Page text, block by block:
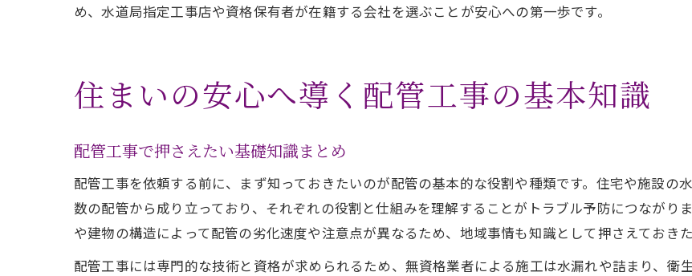
め、水道局指定工事店や資格保有者が在籍する会社を選ぶことが安心への第一歩です。
住まいの安心へ導く配管工事の基本知識
配管工事で押さえたい基礎知識まとめ
配管工事を依頼する前に、まず知っておきたいのが配管の基本的な役割や種類です。住宅や施設の
数の配管から成り立っており、それぞれの役割と仕組みを理解することがトラブル予防につながり
や建物の構造によって配管の劣化速度や注意点が異なるため、地域事情も知識として押さえておきた
配管工事には専門的な技術と資格が求められるため、無資格業者による施工は水漏れや詰まり、衛